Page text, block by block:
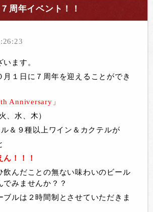
７周年イベント！！
ます。
月１日に７周年を迎えることができ
Anniversary」
、水、木）
＆９種以上ワイン＆カクテルが
ん！！！
飲んだことの無ない味わいのビール
でみませんか？？
ブルは２時間制とさせていただきま